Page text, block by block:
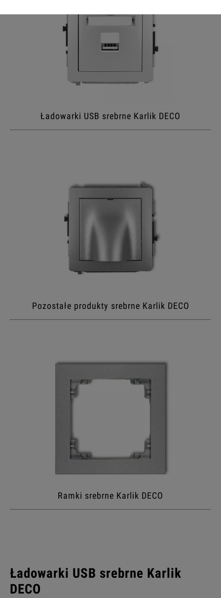
Ładowarki USB srebrne Karlik DECO
Pozostałe produkty srebrne Karlik DECO
Ramki srebrne Karlik DECO
Ładowarki USB srebrne Karlik
DECO